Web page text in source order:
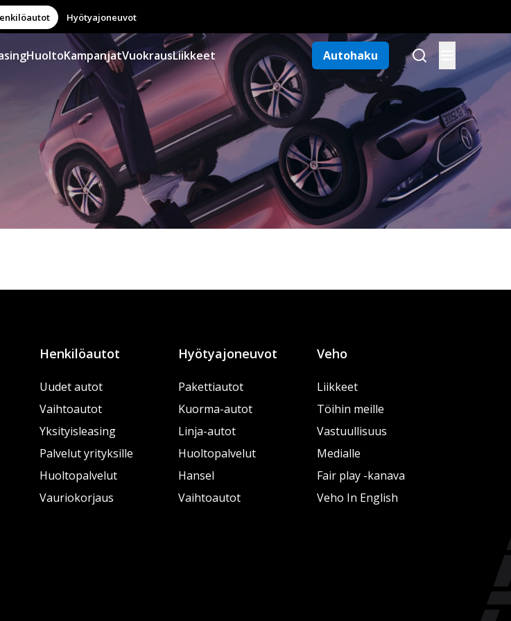
Hyötyajoneuvot
HuoltoKampanjatVuokrausLiikkeet Autohaku
Henkilöautot
Uudet autot
Vaihtoautot
Yksityisleasing
Palvelut yrityksille
Huoltopalvelut
Vauriokorjaus
Hyötyajoneuvot
Pakettiautot
Kuorma-autot
Linja-autot
Huoltopalvelut
Hansel
Vaihtoautot
Veho
Liikkeet
Töihin meille
Vastuullisuus
Medialle
Fair play -kanava
Veho In English